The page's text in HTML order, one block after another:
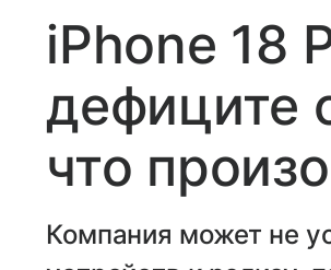
iPhone 18
дефиците
что
Компания может не